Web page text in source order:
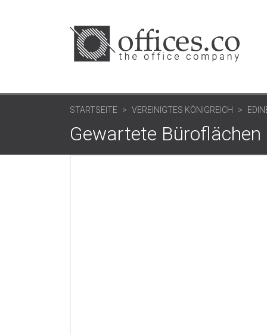
STARTSEITE VEREINIGTES KÖNIGREICH
Gewartete Büroflächen